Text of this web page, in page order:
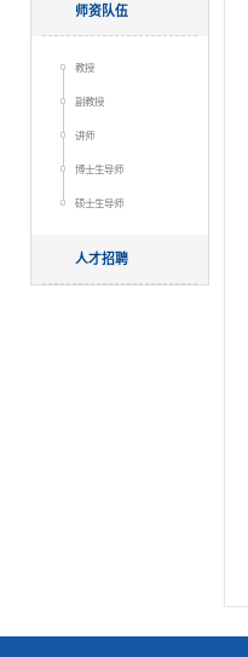
师资队伍
教授
副教授
讲师
博士生导师
硕士生导师
人才招聘